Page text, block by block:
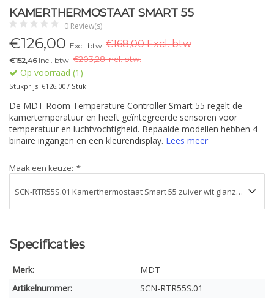
KAMERTHERMOSTAAT SMART 55
0 Review(s)
€126,00 Excl. btw €168,00 Excl. btw
€152,46Incl. btw €203,28 Incl. btw.
Op voorraad (1)
Stukprijs: €126,00 / Stuk
De MDT Room Temperature Controller Smart 55 regelt de
kamertemperatuur en heeft geïntegreerde sensoren voor
temperatuur en luchtvochtigheid. Bepaalde modellen hebben 4
binaire ingangen en een kleurendisplay. Lees meer
Maak een keuze: *
Specificaties
Merk:
MDT
Artikelnummer:
SCN-RTR55S.01